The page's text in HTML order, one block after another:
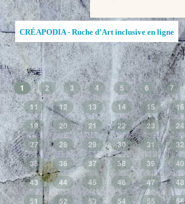
CRÉAPODIA - Ruche d’Art inclusive en ligne
1 2 3 4 5 6 7
11
12 13 14 15 16
19
20 21 22 23 24
27
28 29 30 31 32
35
36 37 38 39 40
43
44 45 46 47 48
51
52 53 54 55 56